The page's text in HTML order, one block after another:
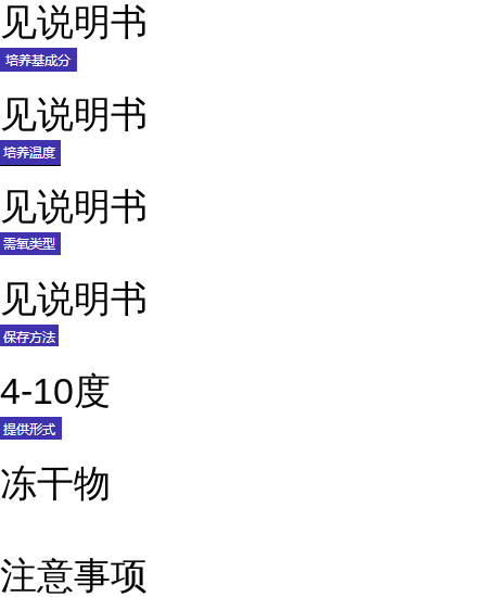
见说明书
见说明书
见说明书
见说明书
4-10度
冻干物
注意事项